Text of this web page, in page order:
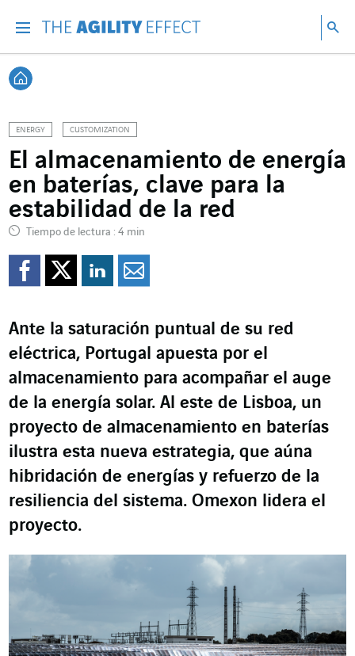
Volver a Inicio
ENERGY CUSTOMIZATION
El almacenamiento de energía
en baterías, clave para la
estabilidad de la red
Tiempo de lectura : 4 min
Compartir en Facebook
Compartir en
Compartir en
Ante la saturación puntual de su red
eléctrica, Portugal apuesta por el
almacenamiento para acompañar el auge
de la energía solar. Al este de Lisboa, un
proyecto de almacenamiento en baterías
ilustra esta nueva estrategia, que aúna
hibridación de energías y refuerzo de la
resiliencia del sistema. Omexon lidera el
proyecto.